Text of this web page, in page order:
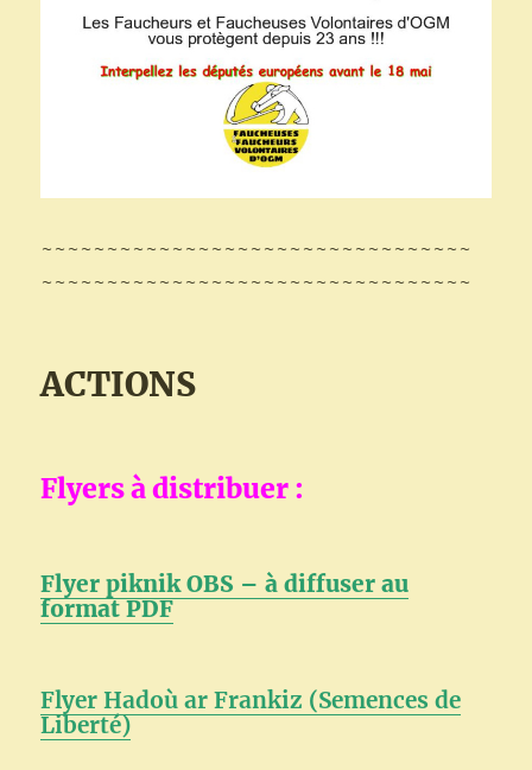
~~~~~~~~~~~~~~~~~~~~~~~~~~~~~~~~~
~~~~~~~~~~~~~~~~~~~~~~~~~~~~~~~~~
ACTIONS
Flyers à distribuer :
Flyer piknik OBS – à diffuser au
format PDF
Flyer Hadoù ar Frankiz (Semences de
Liberté)